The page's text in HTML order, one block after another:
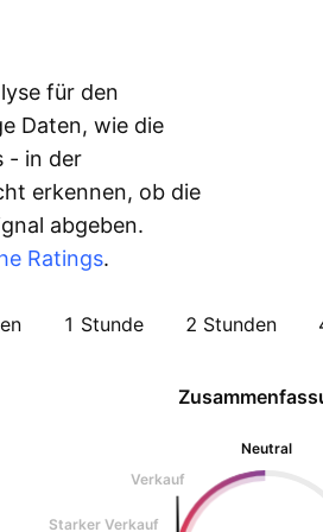
für den
Daten, wie die
- in der
erkennen, ob die
abgeben.
Ratings.
1 Stunde 2 Stunden
Neutral
Verkauf
Starker Verkauf